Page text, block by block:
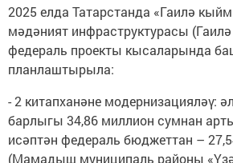
2025 елда Татарстанда «Гаилә
мәдәният инфраструктурасы
федераль проекты кысаларында
планлаштырыла:
- 2 китапханәне модернизацияләү:
барлыгы 34,86 миллион сумнан
исәптән федераль бюджеттан –
(Мамадыш муниципаль районы